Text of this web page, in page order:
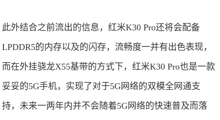
此外结合之前流出的信息，红米K30 Pro还将会配备
LPDDR5的内存以及的闪存，流畅度一并有出色表现，
而在外挂骁龙X55基带的方式下，红米K30 Pro也是一款
妥妥的5G手机，实现了对于5G网络的双模全网通支
持，未来一两年内并不会随着5G网络的快速普及而落